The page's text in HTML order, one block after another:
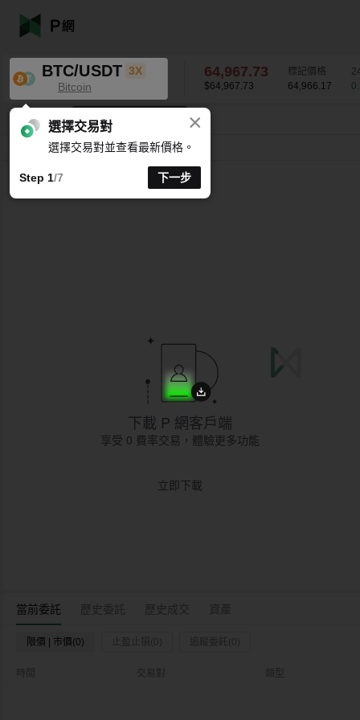
BTC/USDT 3X
Bitcoin
64,967.73
$64,967.73
標記價格
64,966.17
BTC/USDT 0.55 % 64,967.73
15 分1 時4 時1 天1 週
當前委託 歷史委託 歷史成交
限價 | 市價(0) 止盈止損(0) 追蹤委託(0)
時間 交易對 類型
下載 P 網客戶端
享受 0 費率交易，體驗更多功能
立即下載
K 線時間週期支援自訂 ×
選擇交易對
選擇交易對並查看最新價格。
Step 1/7 下一步